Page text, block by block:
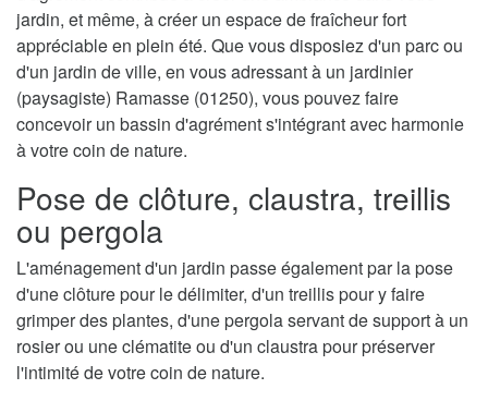
jardin, et même, à créer un espace de fraîcheur fort
appréciable en plein été. Que vous disposiez d'un parc ou
d'un jardin de ville, en vous adressant à un jardinier
(paysagiste) Ramasse (01250), vous pouvez faire
concevoir un bassin d'agrément s'intégrant avec harmonie
à votre coin de nature.
Pose de clôture, claustra, treillis
ou pergola
L'aménagement d'un jardin passe également par la pose
d'une clôture pour le délimiter, d'un treillis pour y faire
grimper des plantes, d'une pergola servant de support à un
rosier ou une clématite ou d'un claustra pour préserver
l'intimité de votre coin de nature.